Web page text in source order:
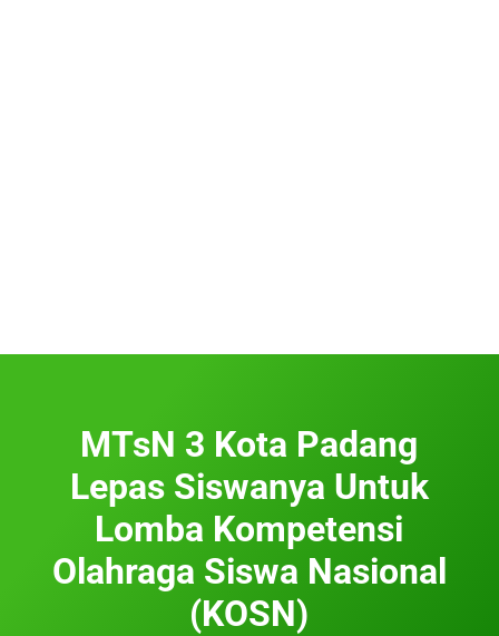
MTsN 3 Kota Padang
Lepas Siswanya Untuk
Lomba Kompetensi
Olahraga Siswa Nasional
(KOSN)